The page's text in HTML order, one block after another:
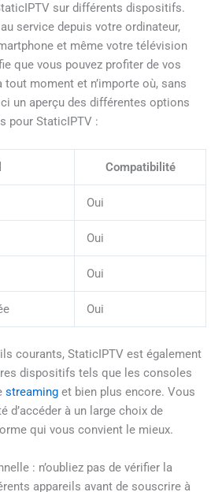
sur différents dispositifs.
service depuis votre ordinateur,
et même votre télévision
que vous pouvez profiter de vos
moment et n’importe où, sans
un aperçu des différentes options
pour StaticIPTV :
Compatibilité
Oui
Oui
Oui
Oui
courants, StaticIPTV est également
dispositifs tels que les consoles
streaming et bien plus encore. Vous
d’accéder à un large choix de
qui vous convient le mieux.
: n’oubliez pas de vérifier la
appareils avant de souscrire à